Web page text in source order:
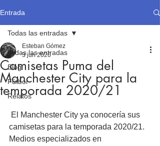
Entrada
Todas las entradas
Blog
Fútbol
Relatos
Todas las entradas
Camisetas Puma del
Manchester City para la
temporada 2020/21
Esteban Gómez
3 jun 2020
camisetas para la temporada 2020/21.
Medios especializados en